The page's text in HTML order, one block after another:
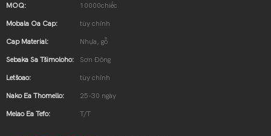
MOQ: 10000chiếc
Mobala Oa Cap: tùy chỉnh
Cap Material: Nhựa, gỗ
Sebaka Sa Tšimoloho: Sơn Đông
Letšoao: tùy chỉnh
Nako Ea Thomello: 25-30 ngày
Melao Ea Tefo: T/T